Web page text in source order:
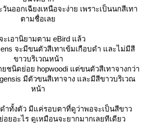
ออกเฉียงเหนือจะง่าย เพราะเป็นนกสีเทา
ตามชื่อเล
ะเอานิยามตาม eBird แล้ว
จะมีขนตัวสีเทาเข้มเกือบดำ และไม่มีสี
ขาวบริเวณหน้า
ยชนิดย่อย hopwoodi แต่ขนตัวสีเทาจางกว่า
มีตัวขนสีเทาจาง และมีสีขาวบริเวณ
หน้า
ำทั้งตัว มีแค่รอบตาที่ดูว่าพอจะเป็นสีขาว
อยอะไร ดูเหมือนจะยากมากเลยทีเดียว